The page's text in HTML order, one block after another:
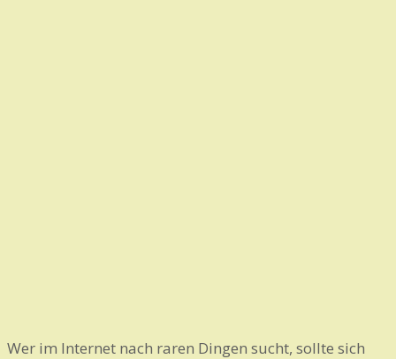
Wer im Internet nach raren Dingen sucht, sollte sich